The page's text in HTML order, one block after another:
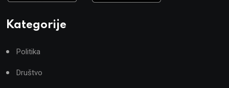
Kategorije
Politika
Društvo